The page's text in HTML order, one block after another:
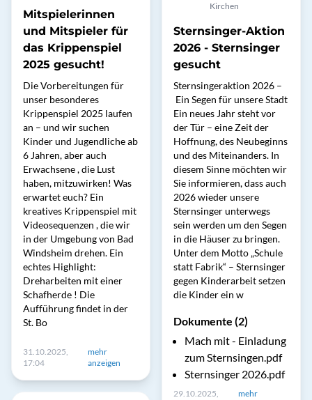
Mitspielerinnen
und Mitspieler für
das Krippenspiel
2025 gesucht!
Die Vorbereitungen für
unser besonderes
Krippenspiel 2025 laufen
an – und wir suchen
Kinder und Jugendliche ab
6 Jahren, aber auch
Erwachsene , die Lust
haben, mitzuwirken! Was
erwartet euch? Ein
kreatives Krippenspiel mit
Videosequenzen , die wir
in der Umgebung von Bad
Windsheim drehen. Ein
echtes Highlight:
Dreharbeiten mit einer
Schafherde ! Die
Aufführung findet in der
St. Bo
31.10.2025,
17:04
mehr
anzeigen
Kirchen
Sternsinger-Aktion
2026 - Sternsinger
gesucht
Sternsingeraktion 2026 –
Ein Segen für unsere Stadt
Ein neues Jahr steht vor
der Tür – eine Zeit der
Hoffnung, des Neubeginns
und des Miteinanders. In
diesem Sinne möchten wir
Sie informieren, dass auch
2026 wieder unsere
Sternsinger unterwegs
sein werden um den Segen
in die Häuser zu bringen.
Unter dem Motto „Schule
statt Fabrik“ – Sternsinger
gegen Kinderarbeit setzen
die Kinder ein w
Dokumente (2)
Mach mit - Einladung
zum Sternsingen.pdf
Sternsinger 2026.pdf
29.10.2025,
mehr